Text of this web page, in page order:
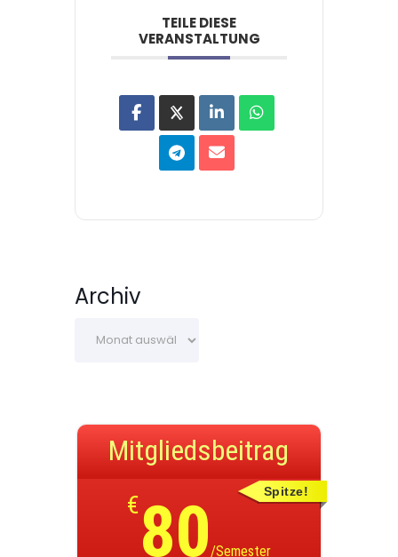
TEILE DIESE
VERANSTALTUNG
Archiv
Spitze!
Mitgliedsbeitrag
€80/Semester